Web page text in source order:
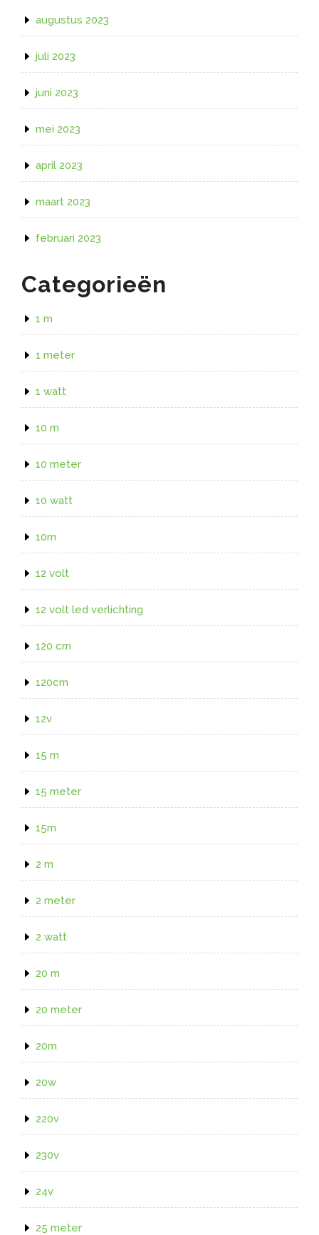
augustus 2023
juli 2023
juni 2023
mei 2023
april 2023
maart 2023
februari 2023
Categorieën
1 m
1 meter
1 watt
10 m
10 meter
10 watt
10m
12 volt
12 volt led verlichting
120 cm
120cm
12v
15 m
15 meter
15m
2 m
2 meter
2 watt
20 m
20 meter
20m
20w
220v
230v
24v
25 meter